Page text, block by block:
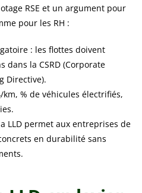
RSE et un argument pour
pour les RH :
: les flottes doivent
dans la CSRD (Corporate
Directive).
km, % de véhicules électrifiés,
LLD permet aux entreprises de
en durabilité sans